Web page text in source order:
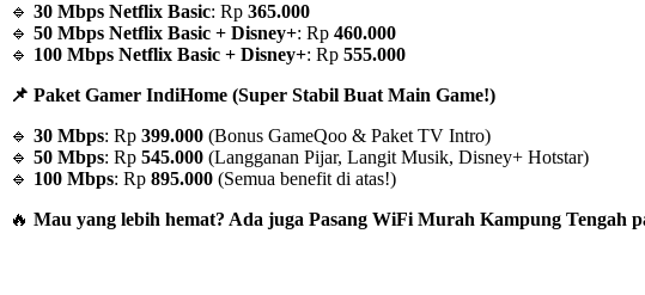
🔹 30 Mbps Netflix Basic: Rp 365.000
🔹 50 Mbps Netflix Basic + Disney+: Rp 460.000
🔹 100 Mbps Netflix Basic + Disney+: Rp 555.000
📌 Paket Gamer IndiHome (Super Stabil Buat Main Game!)
🔹 30 Mbps: Rp 399.000 (Bonus GameQoo & Paket TV Intro)
🔹 50 Mbps: Rp 545.000 (Langganan Pijar, Langit Musik, Disney+ Hotstar)
🔹 100 Mbps: Rp 895.000 (Semua benefit di atas!)
🔥 Mau yang lebih hemat? Ada juga Pasang WiFi Murah Kampung Tengah